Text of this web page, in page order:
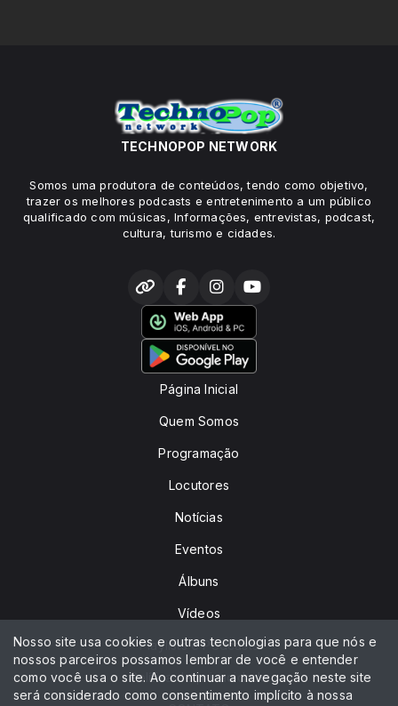
TECHNOPOP NETWORK
Somos uma produtora de conteúdos, tendo como objetivo,
trazer os melhores podcasts e entretenimento a um público
qualificado com músicas, Informações, entrevistas, podcast,
cultura, turismo e cidades.
Página Inicial
Quem Somos
Programação
Locutores
Notícias
Eventos
Álbuns
Vídeos
Playlists e Podcasts
Política de privacidade
Nosso site usa cookies e outras tecnologias para que nós e
nossos parceiros possamos lembrar de você e entender
como você usa o site. Ao continuar a navegação neste site
será considerado como consentimento implícito à nossa